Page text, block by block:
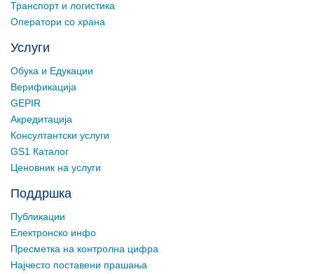
Транспорт и логистика
Оператори со храна
Услуги
Обука и Едукации
Верификација
GEPIR
Акредитација
Консултантски услуги
GS1 Каталог
Ценовник на услуги
Поддршка
Публикации
Електронско инфо
Пресметка на контролна цифра
Најчесто поставени прашања